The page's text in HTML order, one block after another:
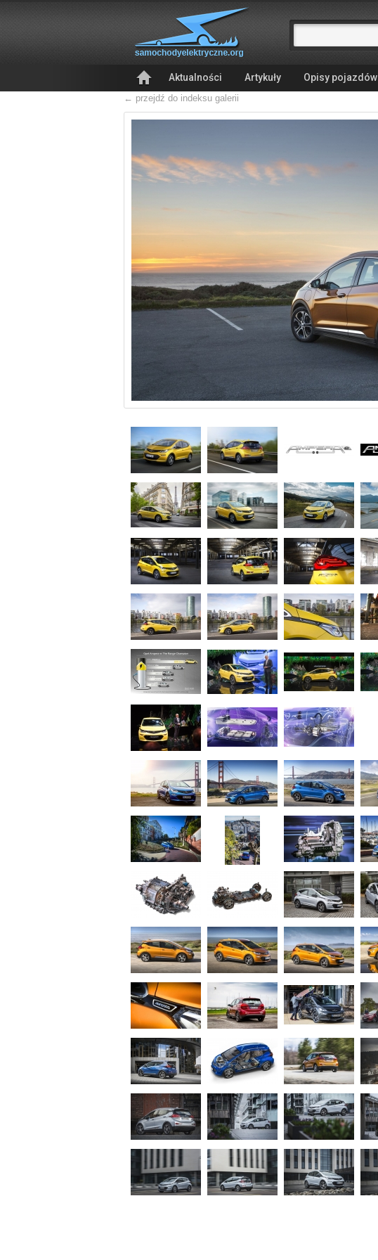
Aktualności Artykuły Opisy pojazdów
← przejdź do indeksu galerii